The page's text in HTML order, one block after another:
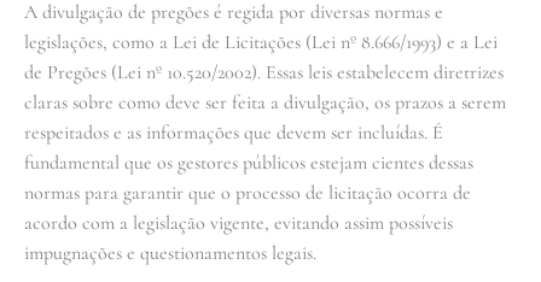
A divulgação de pregões é regida por diversas normas e
legislações, como a Lei de Licitações (Lei nº 8.666/1993) e a Lei
de Pregões (Lei nº 10.520/2002). Essas leis estabelecem diretrizes
claras sobre como deve ser feita a divulgação, os prazos a serem
respeitados e as informações que devem ser incluídas. É
fundamental que os gestores públicos estejam cientes dessas
normas para garantir que o processo de licitação ocorra de
acordo com a legislação vigente, evitando assim possíveis
impugnações e questionamentos legais.